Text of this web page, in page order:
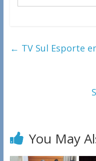
← TV Sul Esporte
You May